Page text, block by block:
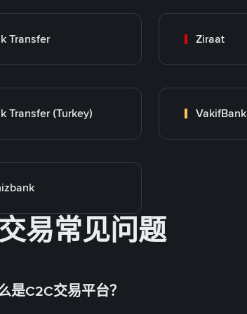
Transfer Ziraat
Transfer (Turkey) VakifBank
易常见问题
是C2C交易平台？